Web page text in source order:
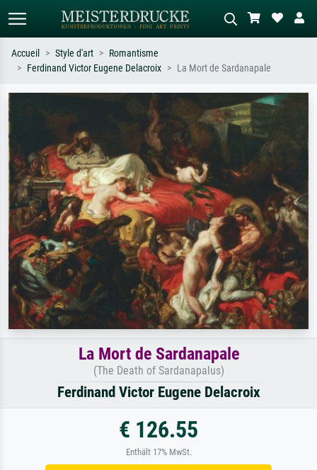
impressionnisme, vague de Hokusai,
nu.
Décrivez la scène – ex. prairie verte,
abstrait avec beaucoup de rouge,
tableau sombre, nu debout près d'un
Accueil Style d'art
Romantisme
Ferdinand Victor Eugene Delacroix
La Mort de Sardanapale
La Mort de Sardanapale
(The Death of Sardanapalus)
Ferdinand Victor Eugene Delacroix
€ 126.55
Enthält 17% MwSt.